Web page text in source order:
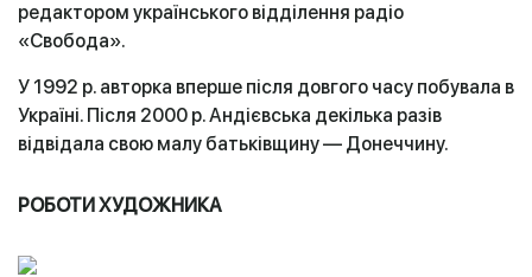
редактором українського відділення радіо
«Свобода».
У 1992 р. авторка вперше після довгого часу побувала в
Україні. Після 2000 р. Андієвська декілька разів
відвідала свою малу батьківщину — Донеччину.
РОБОТИ ХУДОЖНИКА